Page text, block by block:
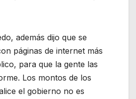
además dijo que se
páginas de internet más
para que la gente las
Los montos de los
el gobierno no es